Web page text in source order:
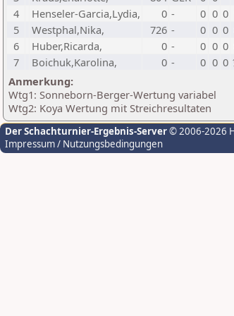
4
Henseler-Garcia,Lydia, 0 - 0 0 0
5
Westphal,Nika, 726 - 0 0 0
6
Huber,Ricarda, 0 - 0 0 0
7
Boichuk,Karolina, 0 - 0 0 0
Anmerkung:
Wtg1: Sonneborn-Berger-Wertung variabel
Wtg2: Koya Wertung mit Streichresultaten
Der Schachturnier-Ergebnis-Server© 2006-2026
Impressum / Nutzungsbedingungen